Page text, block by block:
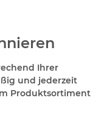
Ihrer
und jederzeit
Produktsortiment